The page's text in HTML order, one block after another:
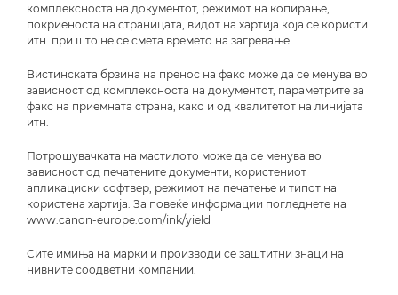
комплексноста на документот, режимот на копирање,
покриеноста на страницата, видот на хартија која се користи
итн. при што не се смета времето на загревање.
Вистинската брзина на пренос на факс може да се менува во
зависност од комплексноста на документот, параметрите за
факс на приемната страна, како и од квалитетот на линијата
итн.
Потрошувачката на мастилото може да се менува во
зависност од печатените документи, користениот
апликациски софтвер, режимот на печатење и типот на
користена хартија. За повеќе информации погледнете на
www.canon-europe.com/ink/yield
Сите имиња на марки и производи се заштитни знаци на
нивните соодветни компании.